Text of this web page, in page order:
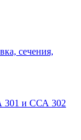
сечения,
301 и ССА 302